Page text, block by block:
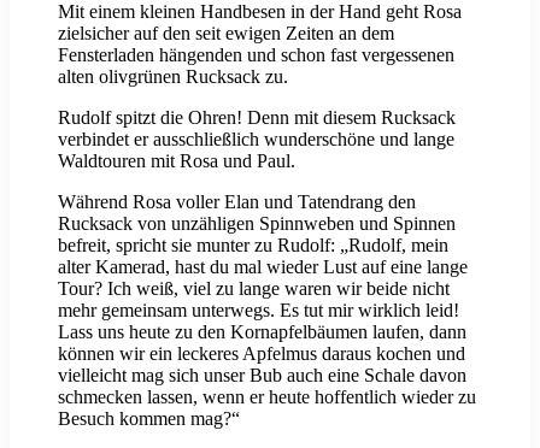
Mit einem kleinen Handbesen in der Hand geht Rosa
zielsicher auf den seit ewigen Zeiten an dem
Fensterladen hängenden und schon fast vergessenen
alten olivgrünen Rucksack zu.
Rudolf spitzt die Ohren! Denn mit diesem Rucksack
verbindet er ausschließlich wunderschöne und lange
Waldtouren mit Rosa und Paul.
Während Rosa voller Elan und Tatendrang den
Rucksack von unzähligen Spinnweben und Spinnen
befreit, spricht sie munter zu Rudolf: „Rudolf, mein
alter Kamerad, hast du mal wieder Lust auf eine lange
Tour? Ich weiß, viel zu lange waren wir beide nicht
mehr gemeinsam unterwegs. Es tut mir wirklich leid!
Lass uns heute zu den Kornapfelbäumen laufen, dann
können wir ein leckeres Apfelmus daraus kochen und
vielleicht mag sich unser Bub auch eine Schale davon
schmecken lassen, wenn er heute hoffentlich wieder zu
Besuch kommen mag?“